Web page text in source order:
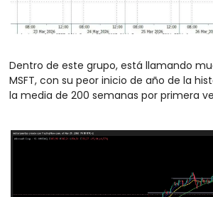
Dentro de este grupo, está llamando
MSFT, con su peor inicio de año de la
la media de 200 semanas por primera